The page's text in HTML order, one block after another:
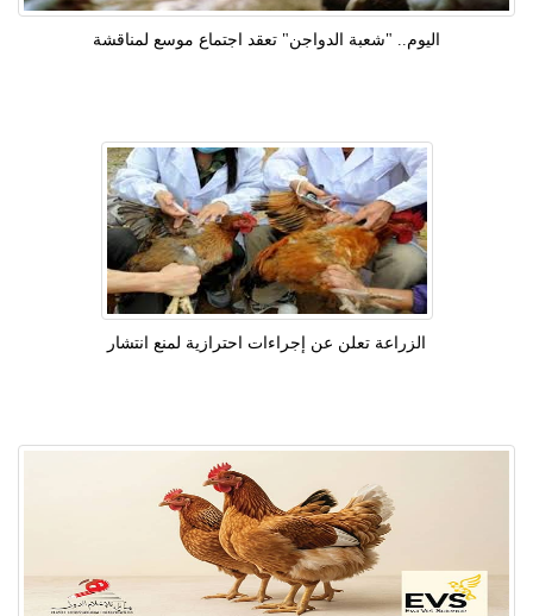
اليوم.. "شعبة الدواجن" تعقد اجتماع موسع لمناقشة
الزراعة تعلن عن إجراءات احترازية لمنع انتشار